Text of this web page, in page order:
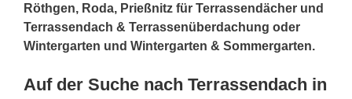
Röthgen, Roda, Prießnitz für Terrassendächer und
Terrassendach & Terrassenüberdachung oder
Wintergarten und Wintergarten & Sommergarten.
Auf der Suche nach Terrassendach in